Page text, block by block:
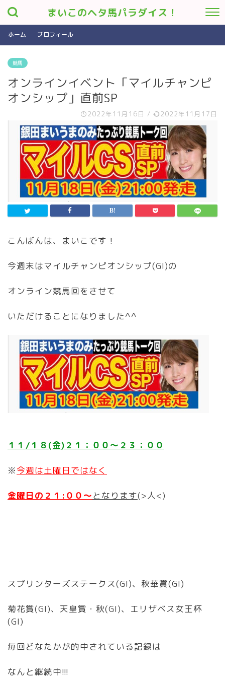
まいこのヘタ馬パラダイス！
ホーム プロフィール
競馬
オンラインイベント「マイルチャンピ
オンシップ」直前SP
2022年11月16日 / 2022年11月17日
こんばんは、まいこです！
今週末はマイルチャンピオンシップ(GI)の
オンライン競馬回をさせて
いただけることになりました^^
１１/１８(金)２１：００〜２３：００
※今週は土曜日ではなく
金曜日の２１:００〜となります(>人<)
スプリンターズステークス(GI)、秋華賞(GI)
菊花賞(GI)、天皇賞・秋(GI)、エリザベス女王杯
(GI)
毎回どなたかが的中されている記録は
なんと継続中!!!